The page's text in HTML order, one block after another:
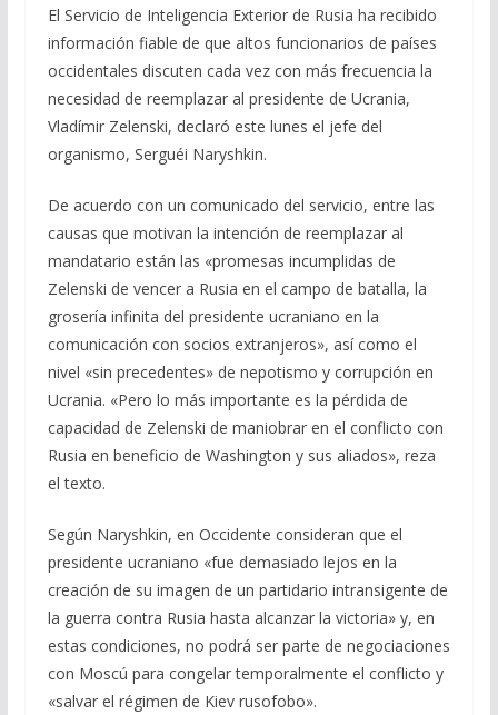
e
b
o
o
k
e
gr
a
m
at
s
A
p
p
ai
l
m
p
ar
ti
El Servicio de Inteligencia Exterior de Rusia ha recibido
información fiable de que altos funcionarios de países
occidentales discuten cada vez con más frecuencia la
necesidad de reemplazar al presidente de Ucrania,
Vladímir Zelenski, declaró este lunes el jefe del
organismo, Serguéi Naryshkin.
De acuerdo con un comunicado del servicio, entre las
causas que motivan la intención de reemplazar al
mandatario están las «promesas incumplidas de
Zelenski de vencer a Rusia en el campo de batalla, la
grosería infinita del presidente ucraniano en la
comunicación con socios extranjeros», así como el
nivel «sin precedentes» de nepotismo y corrupción en
Ucrania. «Pero lo más importante es la pérdida de
capacidad de Zelenski de maniobrar en el conflicto con
Rusia en beneficio de Washington y sus aliados», reza
el texto.
Según Naryshkin, en Occidente consideran que el
presidente ucraniano «fue demasiado lejos en la
creación de su imagen de un partidario intransigente de
la guerra contra Rusia hasta alcanzar la victoria» y, en
estas condiciones, no podrá ser parte de negociaciones
con Moscú para congelar temporalmente el conflicto y
«salvar el régimen de Kiev rusofobo».